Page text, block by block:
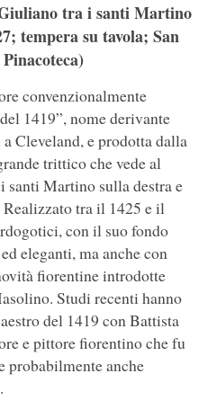
tra i santi Martino
tempera su tavola; San
convenzionalmente
1419”, nome derivante
Cleveland, e prodotta dalla
trittico che vede al
santi Martino sulla destra e
tra il 1425 e il
con il suo fondo
eleganti, ma anche con
fiorentine introdotte
Studi recenti hanno
del 1419 con Battista
e pittore fiorentino che fu
probabilmente anche